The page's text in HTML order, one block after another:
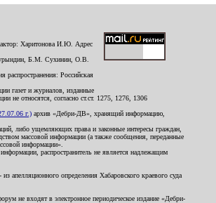
Харитонова И.Ю. Адрес
Б.М. Сухинин, О.В.
Российская
газет и журналов, изданные
не относятся, согласно ст.ст. 1275, 1276, 1306
г.) архив «Дебри-ДВ», хранящий информацию,
либо ущемляющих права и законные интересы граждан,
массовой информации (а также сообщения, переданные
информации».
распространитель не является надлежащим
определения Хабаровского краевого суда
не входят в электронное периодическое издание «Дебри-